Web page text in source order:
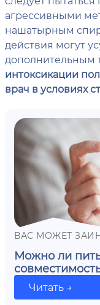
агрессивными
нашатырным
действия могут
дополнительным
интоксикации
врач в условиях
ВАС МОЖЕТ
Можно ли
Читать →